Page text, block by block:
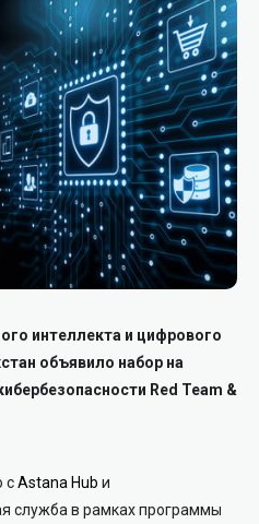
интеллекта и цифрового
объявило набор на
Red Team &
сAstana Hub и
служба в рамках программы